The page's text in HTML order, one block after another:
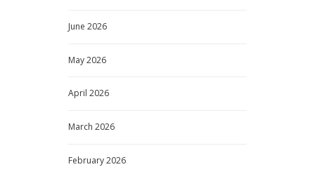
June 2026
May2026
April 2026
March 2026
February2026